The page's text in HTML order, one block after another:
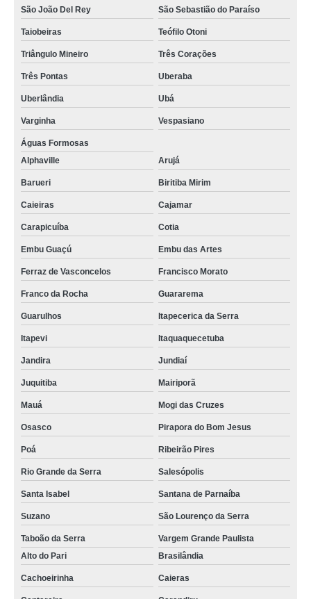
São João Del Rey São Sebastião do Paraíso
Taiobeiras Teófilo Otoni
Triângulo Mineiro Três Corações
Três Pontas Uberaba
Uberlândia Ubá
Varginha Vespasiano
Águas Formosas
Alphaville
Arujá
Barueri Biritiba Mirim
Caieiras Cajamar
Carapicuíba Cotia
Embu Guaçú Embu das Artes
Ferraz de Vasconcelos Francisco Morato
Franco da Rocha Guararema
Guarulhos Itapecerica da Serra
Itapevi Itaquaquecetuba
Jandira Jundiaí
Juquitiba Mairiporã
Mauá Mogi das Cruzes
Osasco Pirapora do Bom Jesus
Poá Ribeirão Pires
Rio Grande da Serra Salesópolis
Santa Isabel Santana de Parnaíba
Suzano São Lourenço da Serra
Taboão da Serra
Vargem Grande Paulista
Alto do Pari
Brasilândia
Cachoeirinha Caieras